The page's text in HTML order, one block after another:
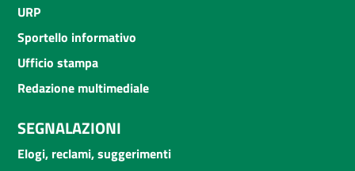
URP
Sportello informativo
Ufficio stampa
Redazione multimediale
SEGNALAZIONI
Elogi, reclami, suggerimenti